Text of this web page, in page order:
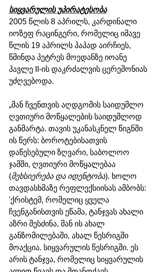
სიყვარულის უპირატესობა
2005 წლის 8 აპრილს, კარდინალი
იოზეფ რაცინგერი, რომელიც იმავე
წლის 19 აპრილს პაპად აირჩიეს,
წმინდა პეტრეს მოედანზე იოანე
პავლე II-ის დაკრძალვის ცერემონიას
უძღვებოდა.
„მან ჩვენთვის აღდგომის საიდუმლო
ღვთიური მოწყალების საიდუმლოდ
განმარტა. თავის უკანასკნელ წიგნში
ის წერს: ბოროტებისათვის
დაწესებული ზღვარი, საბოლოო
ჯამში, ღვთიური მოწყალებაა
(მეხსიერება და იდენტობა). ხოლო
თავდასხმაზე რეფლექსიისას ამბობს:
'ქრისტემ, რომელიც ყველა
ჩვენგანისთვის ეწამა, ტანჯვას ახალი
აზრი შესძინა, მან ის ახალ
განზომილებაში, ახალ წესრიგში
მოაქცია. სიყვარულის წესრიგში. ეს
არის ტანჯვა, რომელიც სიყვარულის